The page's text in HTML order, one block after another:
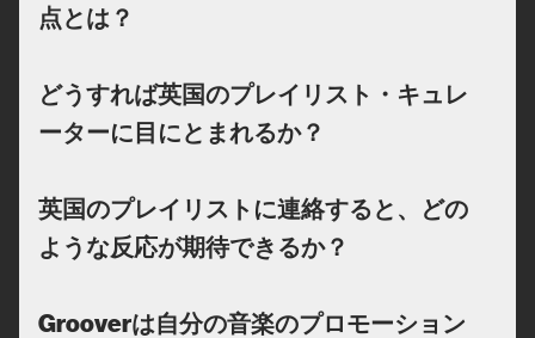
点とは？
どうすれば英国のプレイリスト・キュレ
ーターに目にとまれるか？
英国のプレイリストに連絡すると、どの
ような反応が期待できるか？
Grooverは自分の音楽のプロモーション